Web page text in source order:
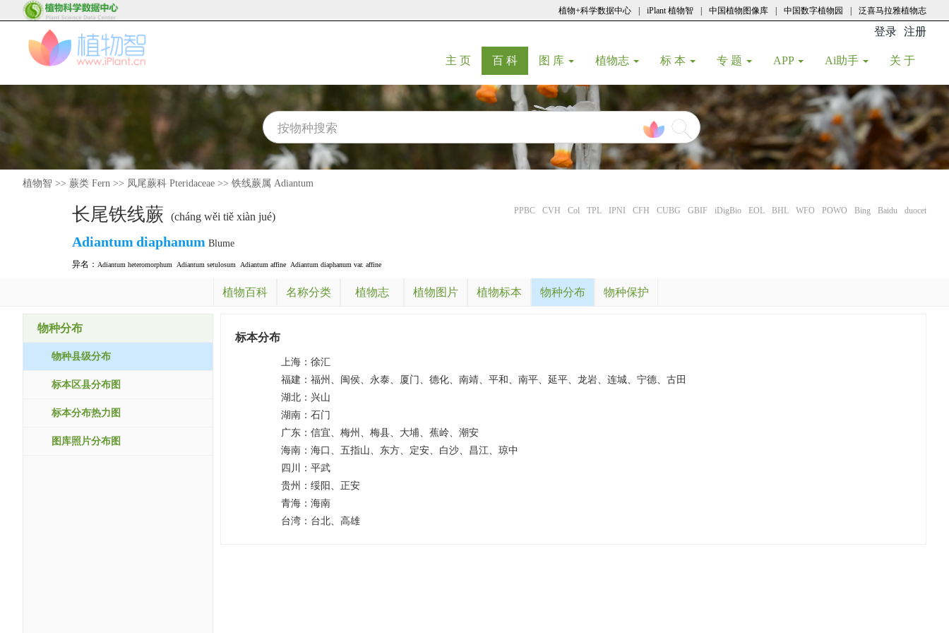
植物+科学数据中心 iPlant 植物智 中国植物图像库 中国数字植物园 泛喜马拉雅植物志
登录 注册
主 页(current)
百 科(current)
图 库 植物志 标 本 专 题 APP Ai助手 关 于
植物智 >> 蕨类 Fern >> 凤尾蕨科 Pteridaceae >> 铁线蕨属 Adiantum
长尾铁线蕨 (cháng wěi tiě xiàn jué) PPBC CVH Col TPL IPNI CFH CUBG GBIF iDigBio EOL BHL WFO POWO Bing Baidu duocet
Adiantum diaphanum Blume
异名： Adiantum heteromorphum Adiantum setulosum Adiantum affine Adiantum diaphanum var. affine
植物百科 名称分类 植物志 植物图片 植物标本 物种分布 物种保护
物种分布
物种县级分布
标本区县分布图
标本分布热力图
图库照片分布图
标本分布
上海： 徐汇
福建： 福州、闽侯、永泰、厦门、德化、南靖、平和、南平、延平、龙岩、连城、宁德、古田
湖北： 兴山
湖南： 石门
广东： 信宜、梅州、梅县、大埔、蕉岭、潮安
海南： 海口、五指山、东方、定安、白沙、昌江、琼中
四川： 平武
贵州： 绥阳、正安
青海： 海南
台湾： 台北、高雄